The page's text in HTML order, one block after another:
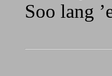
Soo lang